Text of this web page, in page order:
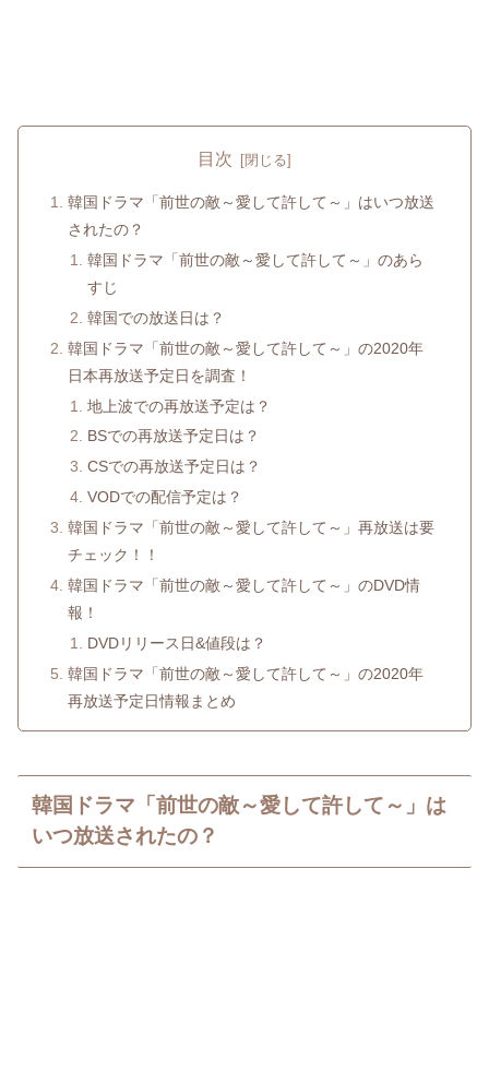
目次
韓国ドラマ「前世の敵～愛して許して～」はいつ放送
されたの？
韓国ドラマ「前世の敵～愛して許して～」のあら
すじ
韓国での放送日は？
韓国ドラマ「前世の敵～愛して許して～」の2020年
日本再放送予定日を調査！
地上波での再放送予定は？
BSでの再放送予定日は？
CSでの再放送予定日は？
VODでの配信予定は？
韓国ドラマ「前世の敵～愛して許して～」再放送は要
チェック！！
韓国ドラマ「前世の敵～愛して許して～」のDVD情
報！
DVDリリース日&値段は？
韓国ドラマ「前世の敵～愛して許して～」の2020年
再放送予定日情報まとめ
韓国ドラマ「前世の敵～愛して許して～」は
いつ放送されたの？